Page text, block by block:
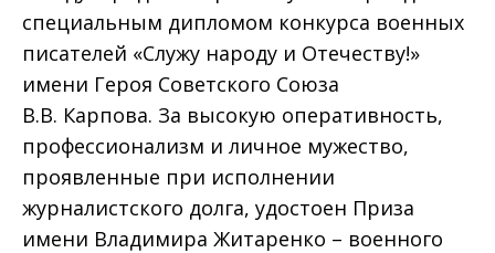
специальным дипломом конкурса военных
писателей «Служу народу и Отечеству!»
имени Героя Советского Союза
В.В. Карпова. За высокую оперативность,
профессионализм и личное мужество,
проявленные при исполнении
журналистского долга, удостоен Приза
имени Владимира Житаренко – военного